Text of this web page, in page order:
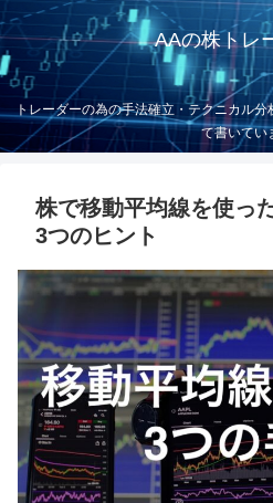
AAの株トレ
トレーダーの為の手法確立・テクニカル
て書いてい
株で移動平均線を使っ
3つのヒント